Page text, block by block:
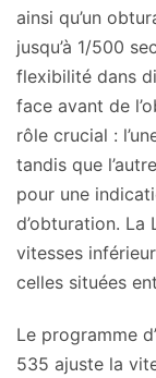
ainsi qu’un
jusqu’à 1/500
flexibilité dans
face avant de
rôle crucial :
tandis que
pour une
d’obturation. La
vitesses
celles situées
Le programme
535 ajuste la